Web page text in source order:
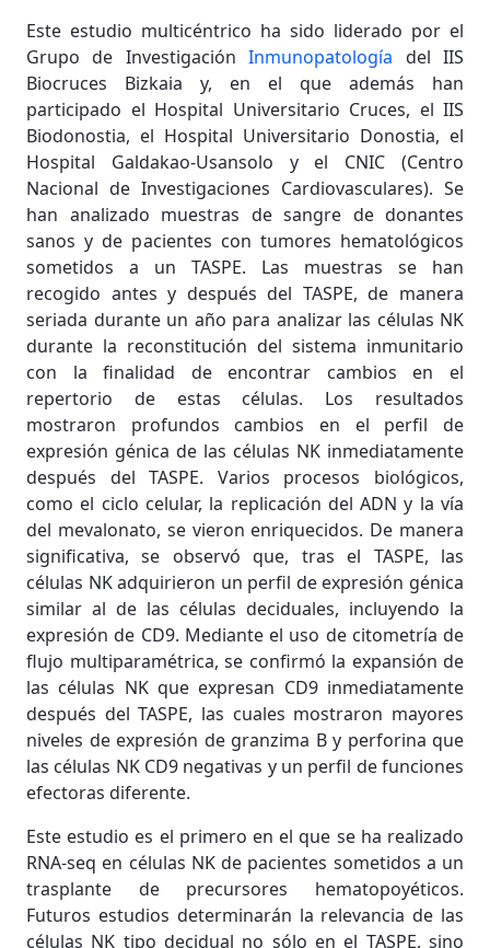
Este estudio multicéntrico ha sido liderado por el
Grupo de InvestigaciónInmunopatología del IIS
Biocruces Bizkaia y, en el que además han
participado el Hospital Universitario Cruces, el IIS
Biodonostia, el Hospital Universitario Donostia, el
Hospital Galdakao-Usansolo y el CNIC (Centro
Nacional de Investigaciones Cardiovasculares). Se
han analizado muestras de sangre de donantes
sanos y de pacientes con tumores hematológicos
sometidos a un TASPE. Las muestras se han
recogido antes y después del TASPE, de manera
seriada durante un año para analizar las células NK
durante la reconstitución del sistema inmunitario
con la finalidad de encontrar cambios en el
repertorio de estas células. Los resultados
mostraron profundos cambios en el perfil de
expresión génica de las células NK inmediatamente
después del TASPE. Varios procesos biológicos,
como el ciclo celular, la replicación del ADN y la vía
del mevalonato, se vieron enriquecidos. De manera
significativa, se observó que, tras el TASPE, las
células NK adquirieron un perfil de expresión génica
similar al de las células deciduales, incluyendo la
expresión de CD9. Mediante el uso de citometría de
flujo multiparamétrica, se confirmó la expansión de
las células NK que expresan CD9 inmediatamente
después del TASPE, las cuales mostraron mayores
niveles de expresión de granzima B y perforina que
las células NK CD9 negativas y un perfil de funciones
efectoras diferente.
Este estudio es el primero en el que se ha realizado
RNA-seq en células NK de pacientes sometidos a un
trasplante de precursores hematopoyéticos.
Futuros estudios determinarán la relevancia de las
células NK tipo decidual no sólo en el TASPE, sino